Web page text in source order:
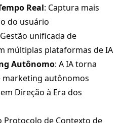
Real: Captura mais
do usuário
unificada de
múltiplas plataformas de IA
Autônomo: A IA torna
marketing autônomos
Direção à Era dos
Protocolo de Contexto de